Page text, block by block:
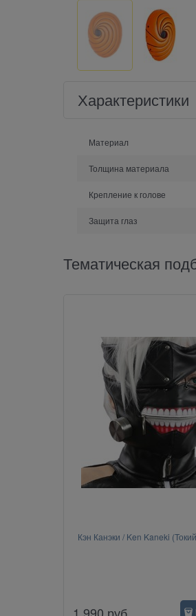
Характеристики
Материал
Толщина материала
Крепление к голове
Защита глаз
Тематическая
Кэн Канэки / Ken Kaneki